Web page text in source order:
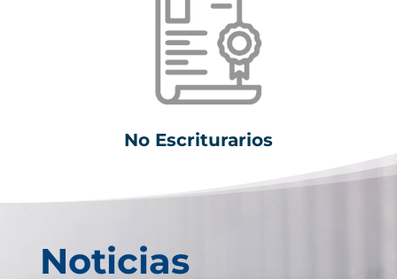
No Escriturarios
Noticias